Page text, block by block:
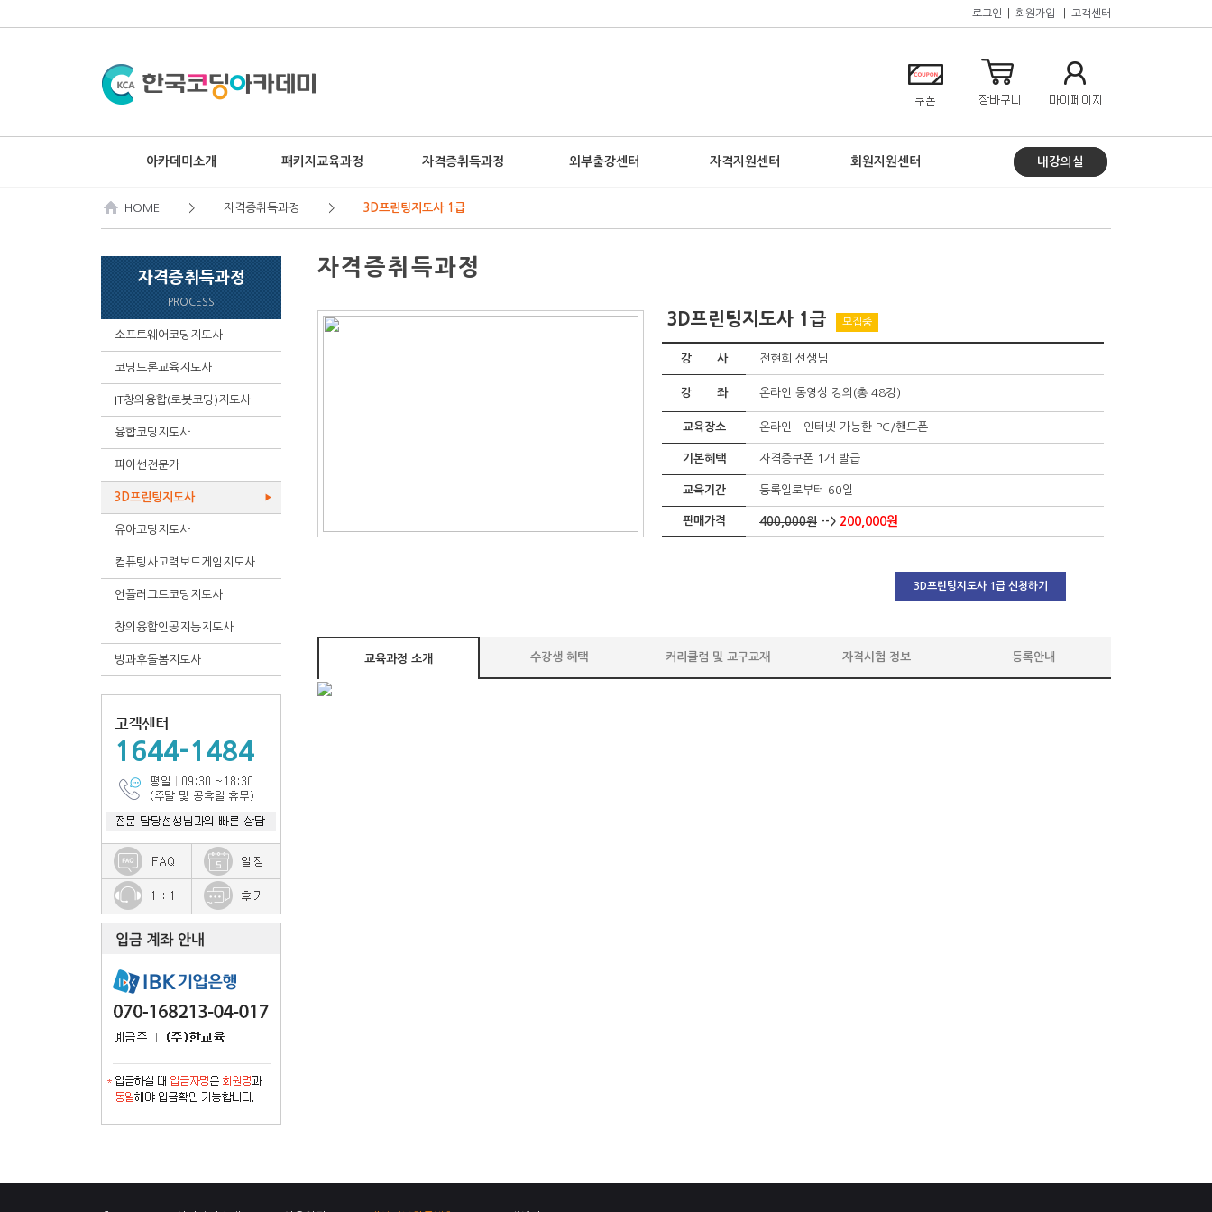
로그인 회원가입 고객센터
아카데미소개 패키지교육과정 자격증취득과정 외부출강센터 자격지원센터 회원지원센터 내강의실
HOME > 자격증취득과정 > 3D프린팅지도사 1급
자격증취득과정
PROCESS
소프트웨어코딩지도사
코딩드론교육지도사
IT창의융합(로봇코딩)지도사
융합코딩지도사
파이썬전문가
3D프린팅지도사 ▶
유아코딩지도사
컴퓨팅사고력보드게임지도사
언플러그드코딩지도사
창의융합인공지능지도사
방과후돌봄지도사
1644-1484
자격증취득과정
3D프린팅지도사 1급 모집중
강 사 전현희 선생님
강 좌 온라인 동영상 강의(총 48강)
교육장소 온라인 - 인터넷 가능한 PC/핸드폰
기본혜택 자격증쿠폰 1개 발급
교육기간 등록일로부터 60일
판매가격 400,000원 --> 200,000원
3D프린팅지도사 1급 신청하기
교육과정 소개 수강생 혜택 커리큘럼 및 교구교재 자격시험 정보 등록안내